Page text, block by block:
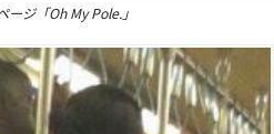
ージ「Oh My Pole.」